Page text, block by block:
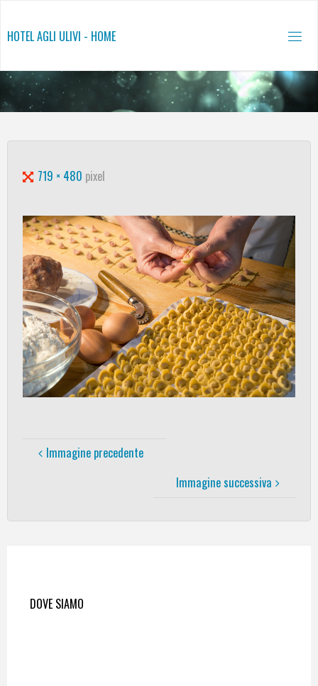
contenuto
HOTEL AGLI ULIVI - HOME
Tutta719 × 480 pixel
Immagine precedente
Immagine successiva
DOVE SIAMO